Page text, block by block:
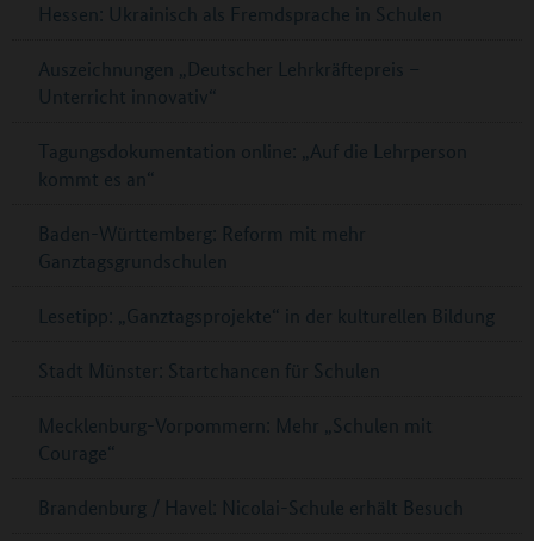
Hessen: Ukrainisch als Fremdsprache in Schulen
Auszeichnungen „Deutscher Lehrkräftepreis –
Unterricht innovativ“
Tagungsdokumentation online: „Auf die Lehrperson
kommt es an“
Baden-Württemberg: Reform mit mehr
Ganztagsgrundschulen
Lesetipp: „Ganztagsprojekte“ in der kulturellen Bildung
Stadt Münster: Startchancen für Schulen
Mecklenburg-Vorpommern: Mehr „Schulen mit
Courage“
Brandenburg / Havel: Nicolai-Schule erhält Besuch